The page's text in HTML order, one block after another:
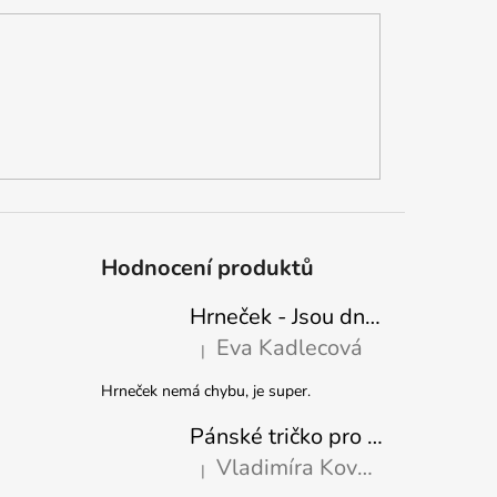
Hodnocení produktů
Hrneček - Jsou dny, kdy mě dokáže nasrat i vzduch - Sova
Hodnocení produktu je 5 z 5 hvězdiček.
| Eva Kadlecová
Hrneček nemá chybu, je super.
Pánské tričko pro nejlepšího tatínka
Hodnocení produktu je 5 z 5 hvězdiček.
| Vladimíra Kovaříková